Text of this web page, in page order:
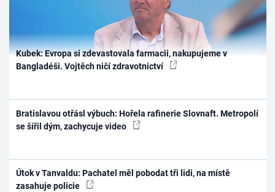
Kubek: Evropa si zdevastovala farmacii, nakupujeme v
Bangladéši. Vojtěch ničí zdravotnictví
Bratislavou otřásl výbuch: Hořela rafinerie Slovnaft. Metropolí
se šířil dým, zachycuje video
Útok v Tanvaldu: Pachatel měl pobodat tři lidi, na místě
zasahuje policie